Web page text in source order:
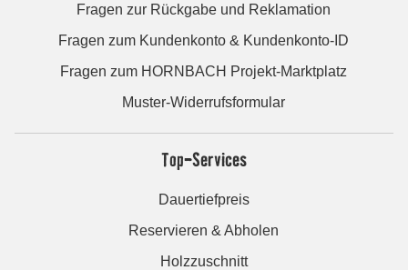
Fragen zur Rückgabe und Reklamation
Fragen zum Kundenkonto & Kundenkonto-ID
Fragen zum HORNBACH Projekt-Marktplatz
Muster-Widerrufsformular
Top-Services
Dauertiefpreis
Reservieren & Abholen
Holzzuschnitt